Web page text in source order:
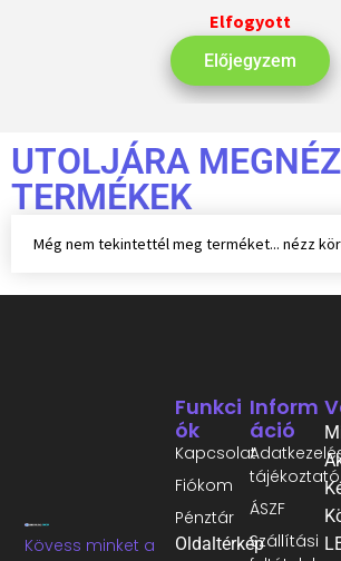
Elfogyott
Előjegyzem
UTOLJÁRA
TERMÉKEK
Még nem tekintettél meg terméket... nézz
Kövess minket a
Inform
Áció
tájékoztató
ÁSZF
Szállítási
Funkci
Ók
Kapcsolat
Fiókom
Pénztár
Oldaltérkép